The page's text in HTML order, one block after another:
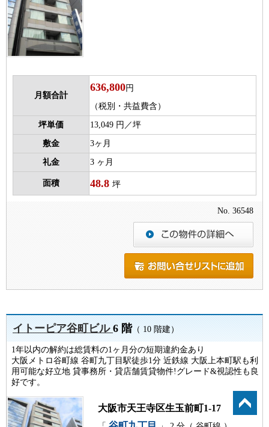
月額合計
636,800円
（税別・共益費含）
坪単価 13,049 円／坪
敷金 3ヶ月
礼金 3 ヶ月
面積 48.8 坪
No. 36548
イトーピア谷町ビル6 階（ 10 階建）
1年以内の解約は総賃料の1ヶ月分の短期違約金あり
大阪メトロ谷町線 谷町九丁目駅徒歩1分 近鉄線 大阪上本町駅も利
用可能な好立地 貸事務所・貸店舗賃貸物件!グレード&視認性も良
好です。
大阪市天王寺区生玉前町1-17